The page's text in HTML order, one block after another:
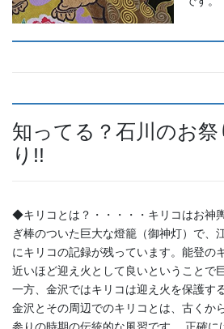
知ってる？石川のお祭
り!!
◆キリコとは？・・・・・キリコはお神
ぎ棒のついた巨大な燈籠（御神灯）で、
にキリコの記録が残っています。能登の
近いほど迎え火として良いということで
一方、金沢ではキリコは迎え火を保護す
金沢とその周辺でのキリコとは、古くか